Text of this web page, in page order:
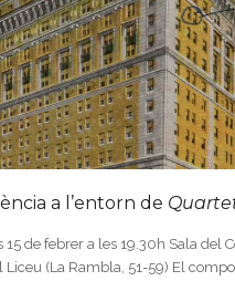
a l’entorn de
15 de febrer a les 19.30h Sala del
Liceu (La Rambla, 51-59) El